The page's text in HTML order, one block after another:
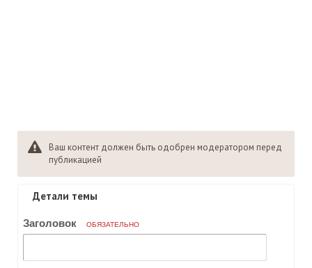
Ваш контент должен быть одобрен модератором перед
публикацией
Детали темы
Заголовок ОБЯЗАТЕЛЬНО